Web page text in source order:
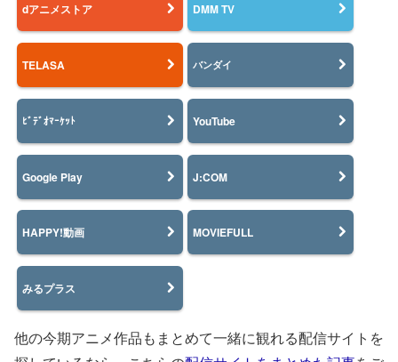
dアニメストア DMM TV
TELASA バンダイ
ﾋﾞﾃﾞｵﾏｰｹｯﾄ YouTube
Google Play J:COM
HAPPY!動画 MOVIEFULL
みるプラス
他の今期アニメ作品もまとめて一緒に観れる配信サイトを